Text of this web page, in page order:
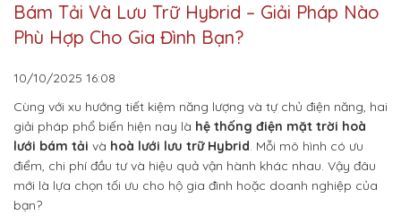
Bám Tải Và Lưu Trữ Hybrid – Giải Pháp Nào
Phù Hợp Cho Gia Đình Bạn?
10/10/2025 16:08
Cùng với xu hướng tiết kiệm năng lượng và tự chủ điện năng, hai
giải pháp phổ biến hiện nay là hệ thống điện mặt trời hoà
lưới bám tải và hoà lưới lưu trữ Hybrid. Mỗi mô hình có ưu
điểm, chi phí đầu tư và hiệu quả vận hành khác nhau. Vậy đâu
mới là lựa chọn tối ưu cho hộ gia đình hoặc doanh nghiệp của
bạn?